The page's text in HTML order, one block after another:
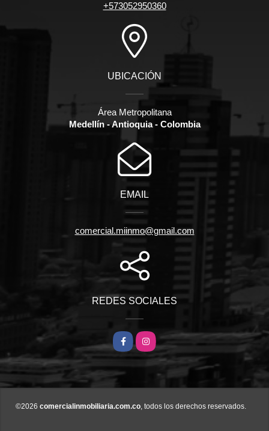
+573052950360
UBICACIÓN
Área Metropolitana
Medellín - Antioquia - Colombia
EMAIL
comercial.miinmo@gmail.com
REDES SOCIALES
FacebookInstagram
©2026 comercialinmobiliaria.com.co, todos los derechos reservados.